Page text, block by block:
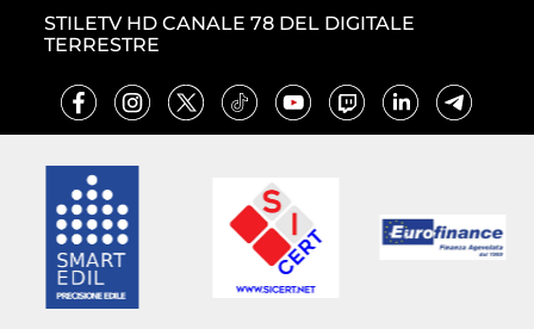
STILETV HD CANALE 78 DEL DIGITALE
TERRESTRE